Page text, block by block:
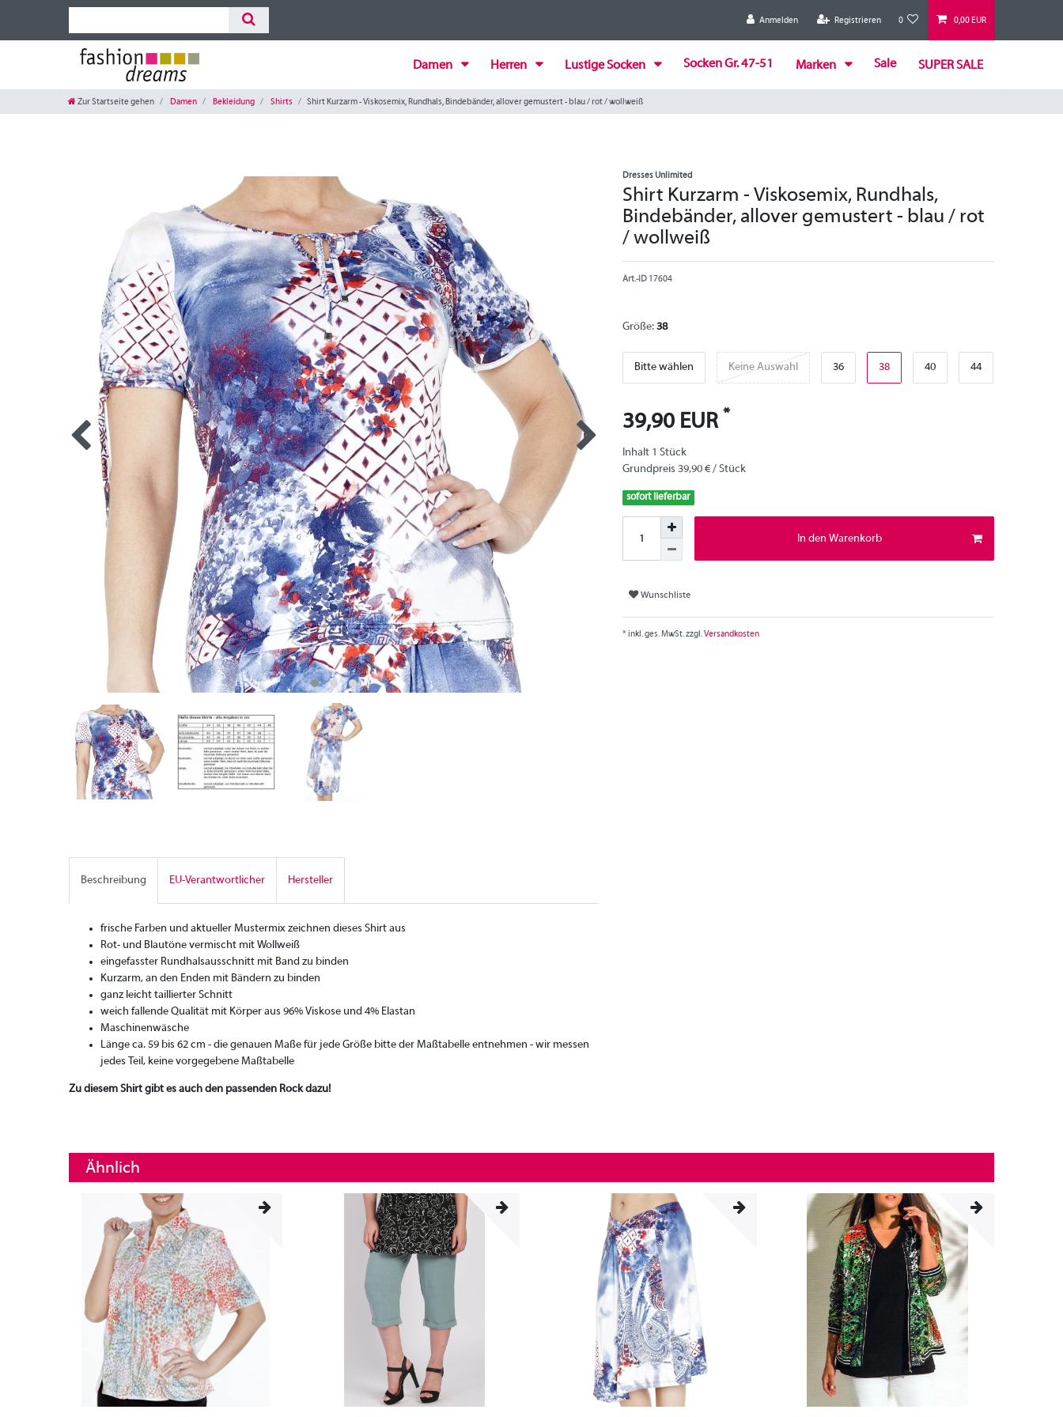
Anmelden Registrieren 0 0,00 EUR
Damen Herren Lustige Socken Socken Gr. 47-51 Marken Sale SUPER SALE
Zur Startseite gehen Damen Bekleidung Shirts Shirt Kurzarm - Viskosemix, Rundhals, Bindebänder, allover gemustert - blau / rot / wollweiß
Dresses Unlimited
Shirt Kurzarm - Viskosemix, Rundhals,
Bindebänder, allover gemustert - blau / rot
/ wollweiß
Art.-ID 17604
Größe: 38
Bitte wählen Keine Auswahl 36 38 40 44
39,90 EUR *
Inhalt 1 Stück
Grundpreis 39,90 € / Stück
sofort lieferbar
In den Warenkorb
Wunschliste
* inkl. ges. MwSt. zzgl.Versandkosten
Beschreibung EU-Verantwortlicher Hersteller
frische Farben und aktueller Mustermix zeichnen dieses Shirt aus
Rot- und Blautöne vermischt mit Wollweiß
eingefasster Rundhalsausschnitt mit Band zu binden
Kurzarm, an den Enden mit Bändern zu binden
ganz leicht taillierter Schnitt
weich fallende Qualität mit Körper aus 96% Viskose und 4% Elastan
Maschinenwäsche
Länge ca. 59 bis 62 cm - die genauen Maße für jede Größe bitte der Maßtabelle entnehmen - wir messen
jedes Teil, keine vorgegebene Maßtabelle
Zu diesem Shirt gibt es auch den passenden Rock dazu!
Ähnlich